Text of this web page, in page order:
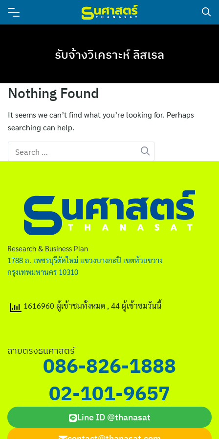
ไทย
English
รับจ้างวิเคราะห์ ลิสเรล
Nothing Found
It seems we can’t find what you’re looking for. Perhaps
searching can help.
Search
for:
Research & Business Plan
1788 ถ. เพชรบุรีตัดใหม่ แขวงบางกะปิ เขตห้วยขวาง
กรุงเทพมหานคร 10310
1616960 ผู้เข้าชมทั้งหมด , 44 ผู้เข้าชมวันนี้
สายตรงธนศาสตร์
086-826-1888
02-101-9657
Line ID @thanasat